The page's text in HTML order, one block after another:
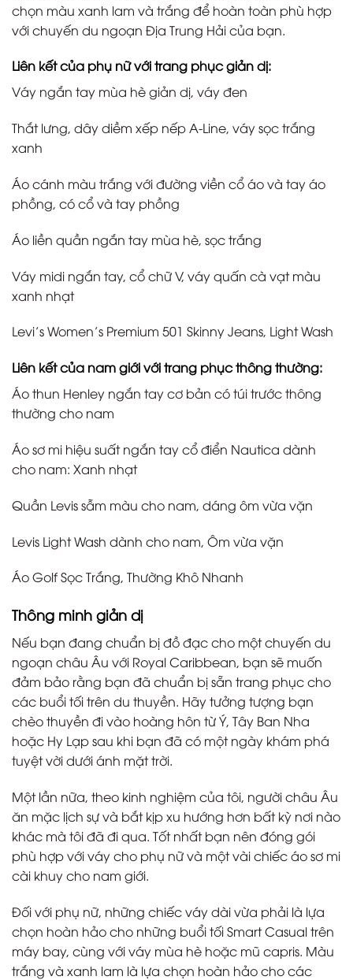
chọn màu xanh lam và trắng để hoàn toàn phù hợp
với chuyến du ngoạn Địa Trung Hải của bạn.
Liên kết của phụ nữ với trang phục giản dị:
Váy ngắn tay mùa hè giản dị, váy đen
Thắt lưng, dây diềm xếp nếp A-Line, váy sọc trắng
xanh
Áo cánh màu trắng với đường viền cổ áo và tay áo
phồng, có cổ và tay phồng
Áo liền quần ngắn tay mùa hè, sọc trắng
Váy midi ngắn tay, cổ chữ V, váy quấn cà vạt màu
xanh nhạt
Levi’s Women’s Premium 501 Skinny Jeans, Light Wash
Liên kết của nam giới với trang phục thông thường:
Áo thun Henley ngắn tay cơ bản có túi trước thông
thường cho nam
Áo sơ mi hiệu suất ngắn tay cổ điển Nautica dành
cho nam: Xanh nhạt
Quần Levis sẫm màu cho nam, dáng ôm vừa vặn
Levis Light Wash dành cho nam, Ôm vừa vặn
Áo Golf Sọc Trắng, Thường Khô Nhanh
Thông minh giản dị
Nếu bạn đang chuẩn bị đồ đạc cho một chuyến du
ngoạn châu Âu với Royal Caribbean, bạn sẽ muốn
đảm bảo rằng bạn đã chuẩn bị sẵn trang phục cho
các buổi tối trên du thuyền. Hãy tưởng tượng bạn
chèo thuyền đi vào hoàng hôn từ Ý, Tây Ban Nha
hoặc Hy Lạp sau khi bạn đã có một ngày khám phá
tuyệt vời dưới ánh mặt trời.
Một lần nữa, theo kinh nghiệm của tôi, người châu Âu
ăn mặc lịch sự và bắt kịp xu hướng hơn bất kỳ nơi nào
khác mà tôi đã đi qua. Tốt nhất bạn nên đóng gói
phù hợp với váy cho phụ nữ và một vài chiếc áo sơ mi
cài khuy cho nam giới.
Đối với phụ nữ, những chiếc váy dài vừa phải là lựa
chọn hoàn hảo cho những buổi tối Smart Casual trên
máy bay, cùng với váy mùa hè hoặc mũ capris. Màu
trắng và xanh lam là lựa chọn hoàn hảo cho các